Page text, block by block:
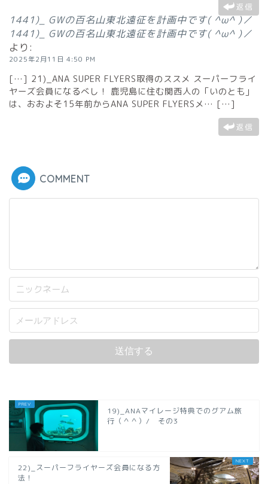
返信
1441)_ GWの百名山東北遠征を計画中です( ^ω^ )／
1441)_ GWの百名山東北遠征を計画中です( ^ω^ )／
より:
2025年2月11日 4:50 PM
[…] 21)_ANA SUPER FLYERS取得のススメ スーパーフライ
ヤーズ会員になるべし！ 鹿児島に住む関西人の「いのとも」
は、おおよそ15年前からANA SUPER FLYERSメ… […]
返信
COMMENT
19)_ANAマイレージ特典でのグアム旅
行（＾＾）/ その3
22)_スーパーフライヤーズ会員になる方
法！